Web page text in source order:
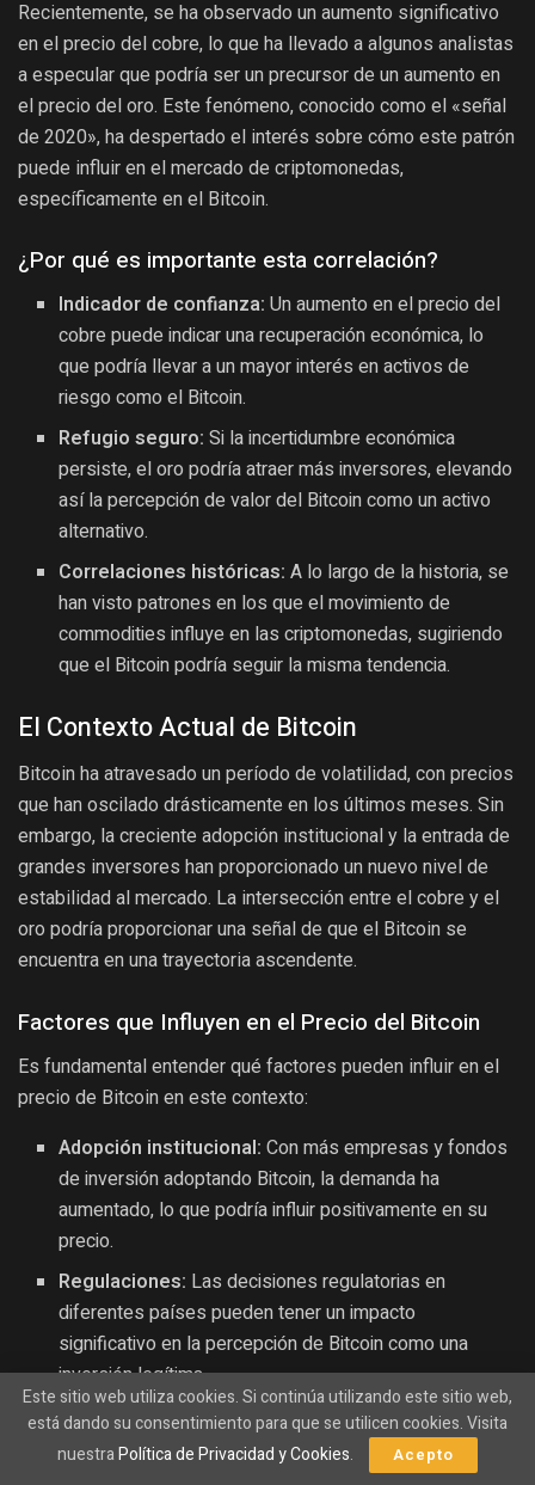
Recientemente, se ha observado un aumento significativo
en el precio del cobre, lo que ha llevado a algunos analistas
a especular que podría ser un precursor de un aumento en
el precio del oro. Este fenómeno, conocido como el «señal
de 2020», ha despertado el interés sobre cómo este patrón
puede influir en el mercado de criptomonedas,
específicamente en el Bitcoin.
¿Por qué es importante esta correlación?
Indicador de confianza: Un aumento en el precio del
cobre puede indicar una recuperación económica, lo
que podría llevar a un mayor interés en activos de
riesgo como el Bitcoin.
Refugio seguro: Si la incertidumbre económica
persiste, el oro podría atraer más inversores, elevando
así la percepción de valor del Bitcoin como un activo
alternativo.
Correlaciones históricas: A lo largo de la historia, se
han visto patrones en los que el movimiento de
commodities influye en las criptomonedas, sugiriendo
que el Bitcoin podría seguir la misma tendencia.
El Contexto Actual de Bitcoin
Bitcoin ha atravesado un período de volatilidad, con precios
que han oscilado drásticamente en los últimos meses. Sin
embargo, la creciente adopción institucional y la entrada de
grandes inversores han proporcionado un nuevo nivel de
estabilidad al mercado. La intersección entre el cobre y el
oro podría proporcionar una señal de que el Bitcoin se
encuentra en una trayectoria ascendente.
Factores que Influyen en el Precio del Bitcoin
Es fundamental entender qué factores pueden influir en el
precio de Bitcoin en este contexto:
Adopción institucional: Con más empresas y fondos
de inversión adoptando Bitcoin, la demanda ha
aumentado, lo que podría influir positivamente en su
precio.
Regulaciones: Las decisiones regulatorias en
diferentes países pueden tener un impacto
significativo en la percepción de Bitcoin como una
inversión legítima.
Sentimiento del mercado:El comportamiento de los
inversores y las noticias económicas pueden crear un
efecto de bola de nieve que afecta el precio de Bitcoin.
Este sitio web utiliza cookies. Si continúa utilizando este sitio web,
está dando su consentimiento para que se utilicen cookies. Visita
nuestraPolítica de Privacidad y Cookies. Acepto